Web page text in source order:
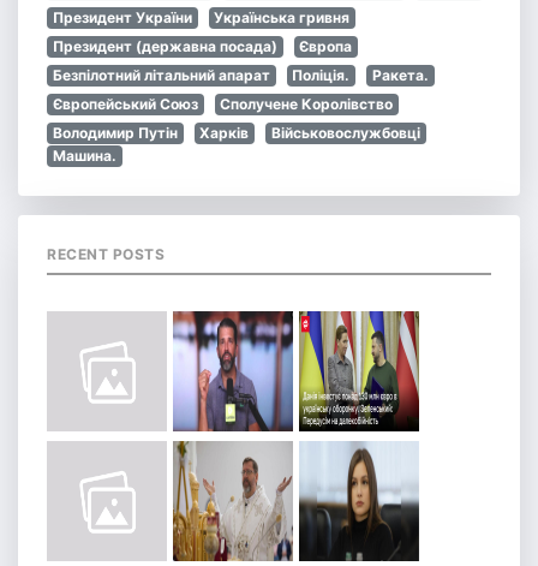
Президент України
Українська гривня
Президент (державна посада)
Європа
Безпілотний літальний апарат
Поліція.
Ракета.
Європейський Союз
Сполучене Королівство
Володимир Путін
Харків
Військовослужбовці
Машина.
RECENT POSTS